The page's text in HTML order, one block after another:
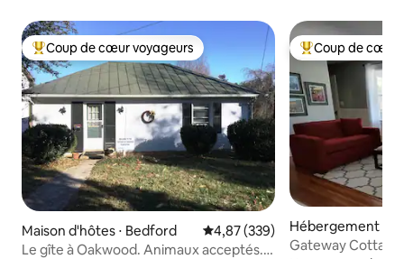
Coups de cœur voyageurs les plus appréciés
Coup de cœur voyageurs
Maison d'hôtes ⋅ Bedford Évaluation moyenne sur la
4,87 (339)
Le gîte à Oakwood. Animaux acceptés.
Coups de cœur
Coup de cœur
Hébergement ⋅
Gateway